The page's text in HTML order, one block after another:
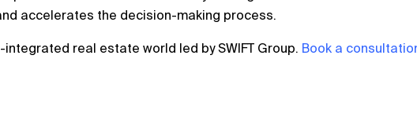
accelerates the decision-making process.
real estate world led by SWIFT Group. Book a